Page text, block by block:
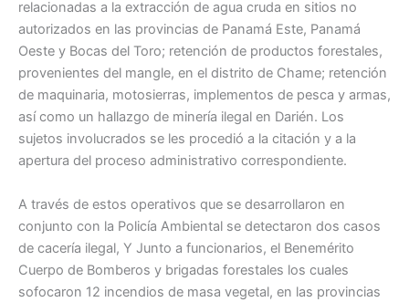
relacionadas a la extracción de agua cruda en sitios no
autorizados en las provincias de Panamá Este, Panamá
Oeste y Bocas del Toro; retención de productos forestales,
provenientes del mangle, en el distrito de Chame; retención
de maquinaria, motosierras, implementos de pesca y armas,
así como un hallazgo de minería ilegal en Darién. Los
sujetos involucrados se les procedió a la citación y a la
apertura del proceso administrativo correspondiente.
A través de estos operativos que se desarrollaron en
conjunto con la Policía Ambiental se detectaron dos casos
de cacería ilegal, Y Junto a funcionarios, el Benemérito
Cuerpo de Bomberos y brigadas forestales los cuales
sofocaron 12 incendios de masa vegetal, en las provincias